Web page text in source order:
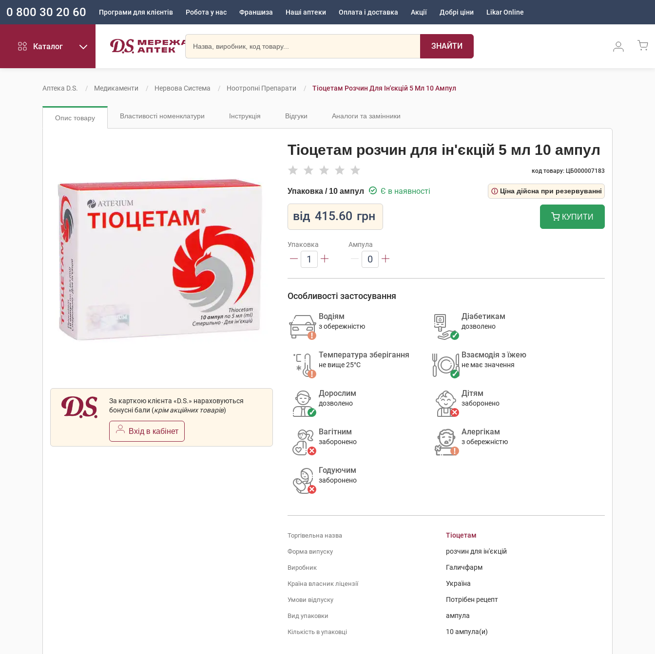
0 800 30 20 60 Програми для клієнтів Робота у нас Франшиза Наші аптеки Оплата і доставка Акції Добрі ціни Likar Online
Каталог ЗНАЙТИ
Аптека D.S. Медикаменти Нервова Система Ноотропні Препарати Тіоцетам Розчин Для Ін'єкцій 5 Мл 10 Ампул
Опис товару Властивості номенклатури Інструкція Відгуки Аналоги та замінники
За карткою клієнта «D.S.» нараховуються
бонусні бали (крім акційних товарів)
Вхід в кабінет
Тіоцетам розчин для ін'єкцій 5 мл 10 ампул
код товару: ЦБ000007183
Упаковка / 10 ампул Є в наявності Ціна дійсна при резервуванні
від 415.60 грн КУПИТИ
Упаковка
1
Ампула
0
Особливості застосування
Водіям
з обережністю
Діабетикам
дозволено
Температура зберігання
не вище 25°C
Взаємодія з їжею
не має значення
Дорослим
дозволено
Дітям
заборонено
Вагітним
заборонено
Алергікам
з обережністю
Годуючим
заборонено
Торгівельна назва Тіоцетам
Форма випуску розчин для ін'єкцій
Виробник Галичфарм
Країна власник ліцензії Україна
Умови відпуску Потрібен рецепт
Вид упаковки ампула
Кількість в упаковці 10 ампула(и)